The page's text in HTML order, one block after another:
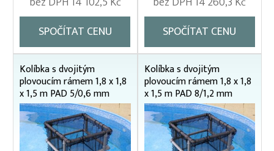
Podložní sítě
Pomocné rybářské vybavení
Prubní ploty
Přebírka kaprová
Přepínací ploty
Přepravní bedny na ryby
Rukáv na vysazování
SPOČÍTAT CENU
SPOČÍTAT CENU
Kolíbka s dvojitým
plovoucím rámem 1,8 x 1,8
x 1,5 m PAD 5/0,6 mm
Kolíbka s dvojitým
plovoucím rámem 1,8 x 1,8
x 1,5 m PAD 8/1,2 mm